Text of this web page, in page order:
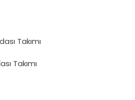
Takımı
Takımı